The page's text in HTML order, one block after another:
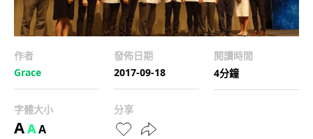
作者
Grace
發佈日期
2017-09-18
閱讀時間
4分鐘
字體大小
AAA
分享